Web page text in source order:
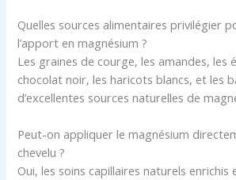
Quelles sources alimentaires privilégier
l’apport en magnésium ?
Les graines de courge, les amandes, les
chocolat noir, les haricots blancs, et les
d’excellentes sources naturelles de
Peut-on appliquer le magnésium
chevelu ?
Oui, les soins capillaires naturels enrichis